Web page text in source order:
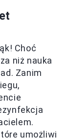
Choć
niż nauka
Zanim
umożliwi